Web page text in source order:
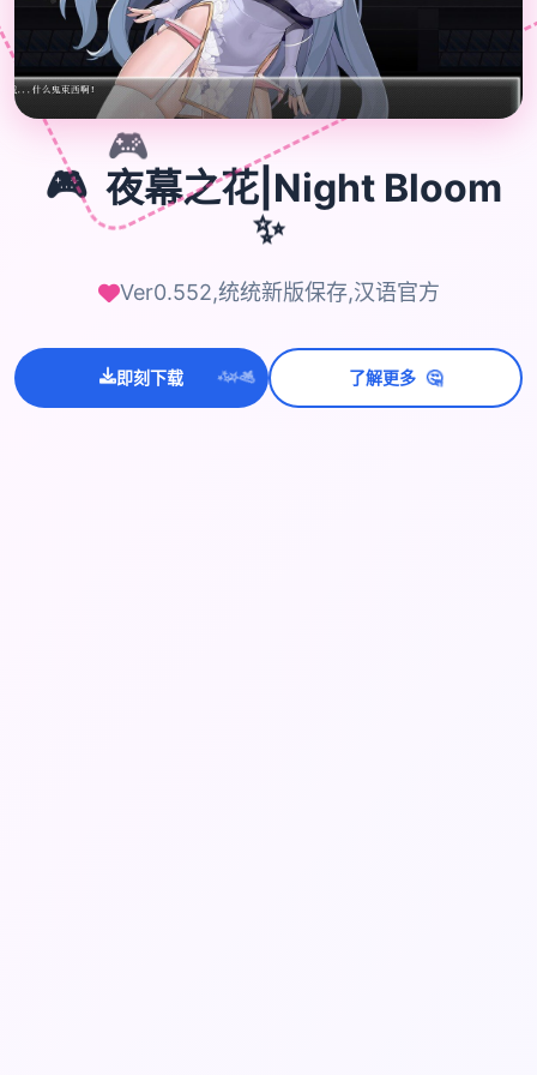
🎮
🎮 夜幕之花|Night Bloom
✨
Ver0.552,统统新版保存,汉语官方
即刻下载 ✨
⭐💫 了解更多 🤔